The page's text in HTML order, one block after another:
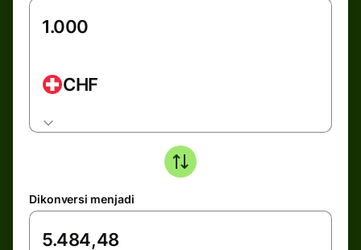
CHF
Dikonversi menjadi